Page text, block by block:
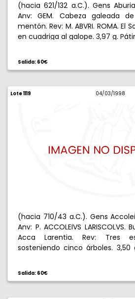
(hacia 621/132 a.C.). Gens
Anv: GEM. Cabeza galeada
mentón. Rev: M. ABVRI. ROMA. El
en cuadriga al galope. 3,97 g.
Salida: 60€
Lote 1119 04/03/1998
(hacia 710/43 a.C.). Gens
Anv: P. ACCOLEIVS
Acca Larentia. Rev: Tres
sosteniendo cinco árboles.
Salida: 60€